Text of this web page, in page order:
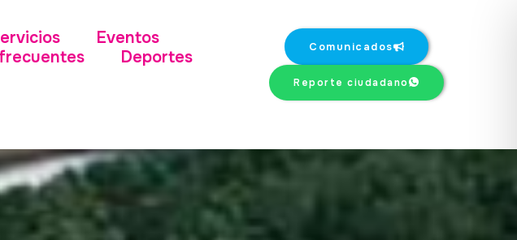
Eventos
Deportes
Comunicados
Reporte ciudadano